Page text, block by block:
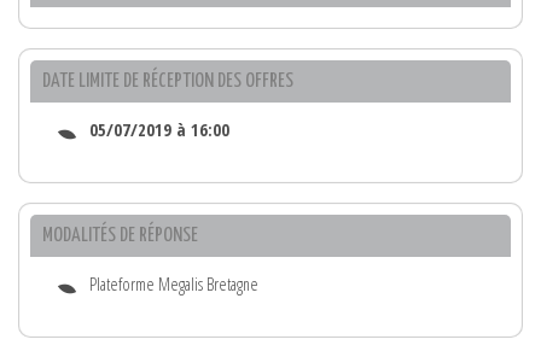
DATE LIMITE DE RÉCEPTION DES OFFRES
05/07/2019 à 16:00
MODALITÉS DE RÉPONSE
Plateforme Megalis Bretagne